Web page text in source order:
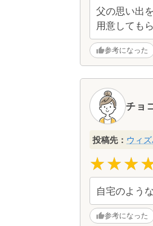
父の思い出
用意しても
参考になった
チョ
投稿先： ウィ
自宅のよう
参考になった